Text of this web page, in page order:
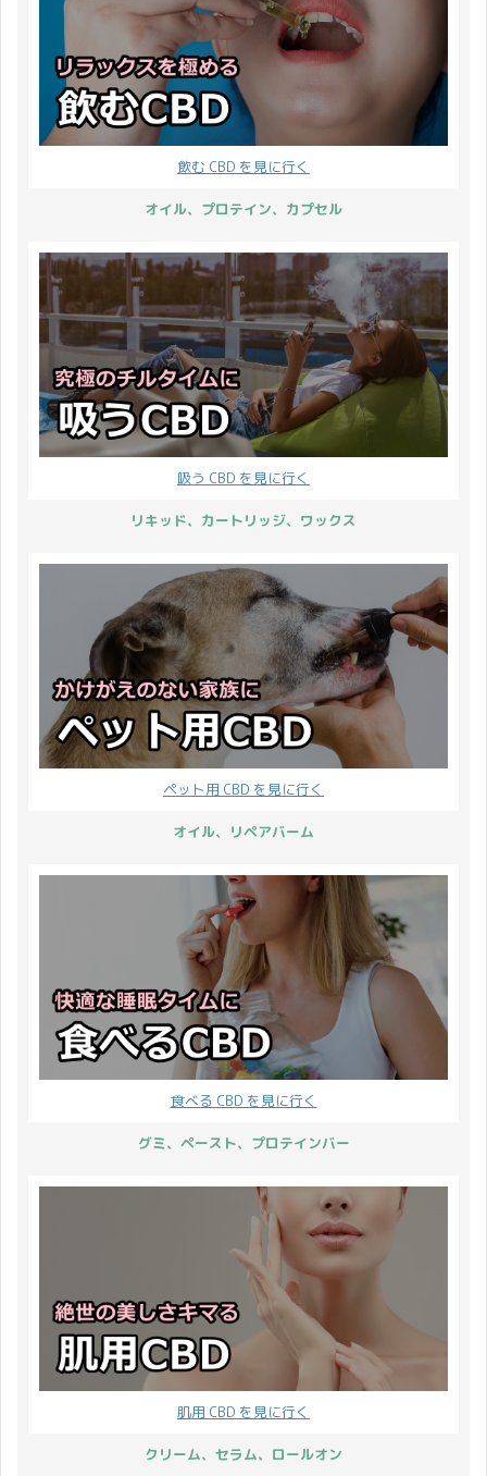
品を使ってい ...
ことができるそうです ...
くなった後、娘が母を偲
んでカーネーションを贈
ったことが始まりとされ
ています。 カーネーショ
ンの花言葉は「無垢で深
い愛」「母への愛」「尊
敬」「感謝」などを表し
ますので母の日プレゼン
年はお花にプラスして
CBD 製品を添えて 大 ...
の内容になっているので
お見逃しなく！ それでは
詳細をご説明いたしま
す。 イベント開催概要
開催期間 2019年10月7
日(月)11:00から10月15
日(火)21:00まで。 ※開
催期間内での決済完了が
飲む CBD を見に行く
オイル、プロテイン、カプセル
吸う CBD を見に行く
リキッド、カートリッジ、ワックス
ペット用 CBD を見に行く
オイル、リペアバーム
食べる CBD を見に行く
グミ、ペースト、プロテインバー
肌用 CBD を見に行く
クリーム、セラム、ロールオン